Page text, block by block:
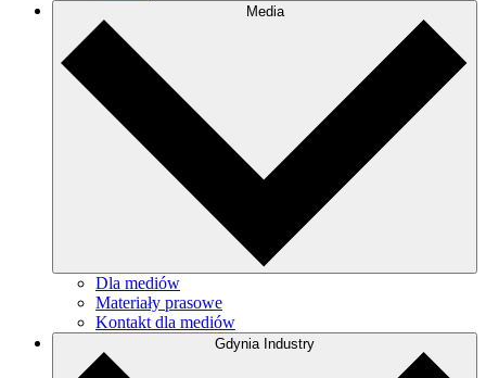
Media
Dla mediów
Materiały prasowe
Kontakt dla mediów
Gdynia Industry